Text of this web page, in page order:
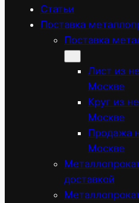
Статьи
Поставка
Поставка
Лист из
Москве
Круг из
Москве
Продажа
Москве
доставкой